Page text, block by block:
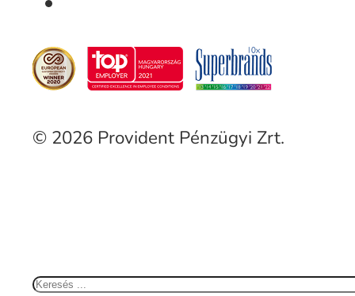
© 2026 Provident Pénzügyi Zrt.
Keresés